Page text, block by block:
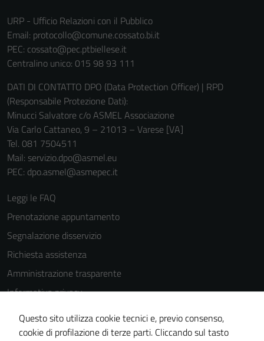
URP - Ufficio Relazioni con il Pubblico
Email: protocollo@comune.cossato.bi.it
PEC: cossato@pec.ptbiellese.it
Centralino unico: 015 98 93 111
DATI DI CONTATTO DPO (Data Protection Officer) | RPD
(Responsabile Protezione Dati):
Minucci Salvatore c/o ASMEL Associazione
Via Carlo Cattaneo, 9 – 21013 – Varese [VA]
Tel. 081 7504511
Mail: servizio.dpo@asmel.eu
PEC: dpo.asmel@asmepec.it
Leggi le FAQ
Prenotazione appuntamento
Segnalazione disservizio
Richiesta assistenza
Amministrazione trasparente
Informativa privacy
Note legali
Questo sito utilizza cookie tecnici e, previo consenso,
cookie di profilazione di terze parti. Cliccando sul tasto